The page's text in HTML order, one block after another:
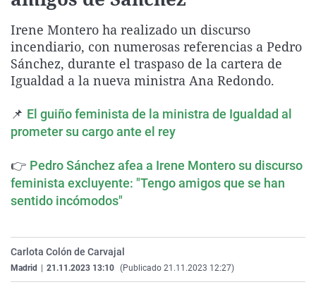
Gente viajera
Como el perro y el
Retornados
Equipo de
Operación Viuda
Galicia
La Rioja
Navarra
País Vasco
Televisión
Elecciones
Irene Montero ha realizado un discurso
incendiario, con numerosas referencias a Pedro
Sánchez, durante el traspaso de la cartera de
Igualdad a la nueva ministra Ana Redondo.
📌 El guiño feminista de la ministra de Igualdad al
prometer su cargo ante el rey
👉 Pedro Sánchez afea a Irene Montero su discurso
feminista excluyente: "Tengo amigos que se han
sentido incómodos"
Carlota Colón de Carvajal
Madrid 21.11.2023 13:10 (Publicado 21.11.2023 12:27)